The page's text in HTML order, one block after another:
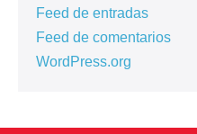
Feed de entradas
Feed de comentarios
WordPress.org